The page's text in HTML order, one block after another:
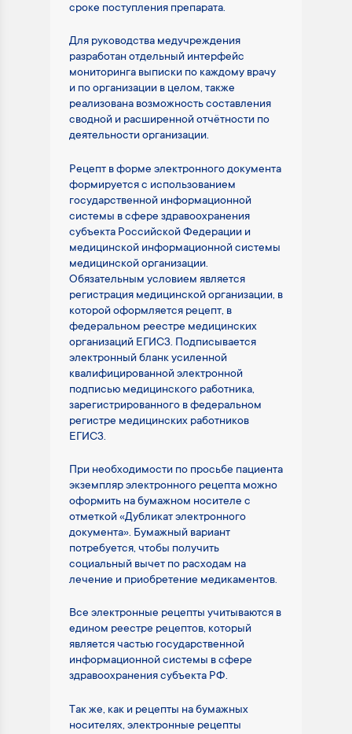
сроке поступления препарата.
Для руководства медучреждения
разработан отдельный интерфейс
мониторинга выписки по каждому врачу
и по организации в целом, также
реализована возможность составления
сводной и расширенной отчётности по
деятельности организации.
Рецепт в форме электронного документа
формируется с использованием
государственной информационной
системы в сфере здравоохранения
субъекта Российской Федерации и
медицинской информационной системы
медицинской организации.
Обязательным условием является
регистрация медицинской организации, в
которой оформляется рецепт, в
федеральном реестре медицинских
организаций ЕГИСЗ. Подписывается
электронный бланк усиленной
квалифицированной электронной
подписью медицинского работника,
зарегистрированного в федеральном
регистре медицинских работников
ЕГИСЗ.
При необходимости по просьбе пациента
экземпляр электронного рецепта можно
оформить на бумажном носителе с
отметкой «Дубликат электронного
документа». Бумажный вариант
потребуется, чтобы получить
социальный вычет по расходам на
лечение и приобретение медикаментов.
Все электронные рецепты учитываются в
едином реестре рецептов, который
является частью государственной
информационной системы в сфере
здравоохранения субъекта РФ.
Так же, как и рецепты на бумажных
носителях, электронные рецепты